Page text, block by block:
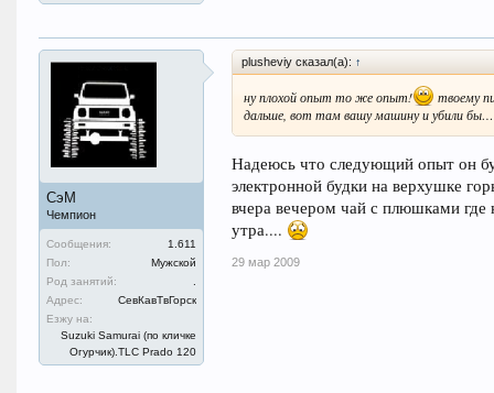
СэМ
Чемпион
Сообщения:
1.611
Пол:
Мужской
Род занятий:
Адрес:
СевКавТвГорск
Езжу на:
Suzuki Samurai (по кличке
Огурчик).TLC Prado 120
plusheviy сказал(а): ↑
ну плохой опыт то же опыт!
твоему
дальше, вот там вашу машину и убили бы…
Надеюсь что следующий опыт он
электронной будки на верхушке
вчера вечером чай с плюшками где
утра....
29 мар 2009